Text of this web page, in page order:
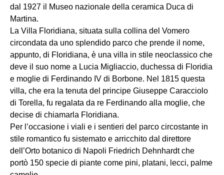
dal 1927 il Museo nazionale della ceramica Duca di
Martina.
La Villa Floridiana, situata sulla collina del Vomero
circondata da uno splendido parco che prende il nome,
appunto, di Floridiana, è una villa in stile neoclassico che
deve il suo nome a Lucia Migliaccio, duchessa di Floridia
e moglie di Ferdinando IV di Borbone. Nel 1815 questa
villa, che era la tenuta del principe Giuseppe Caracciolo
di Torella, fu regalata da re Ferdinando alla moglie, che
decise di chiamarla Floridiana.
Per l’occasione i viali e i sentieri del parco circostante in
stile romantico fu sistemato e arricchito dal direttore
dell’Orto botanico di Napoli Friedrich Dehnhardt che
portò 150 specie di piante come pini, platani, lecci, palme